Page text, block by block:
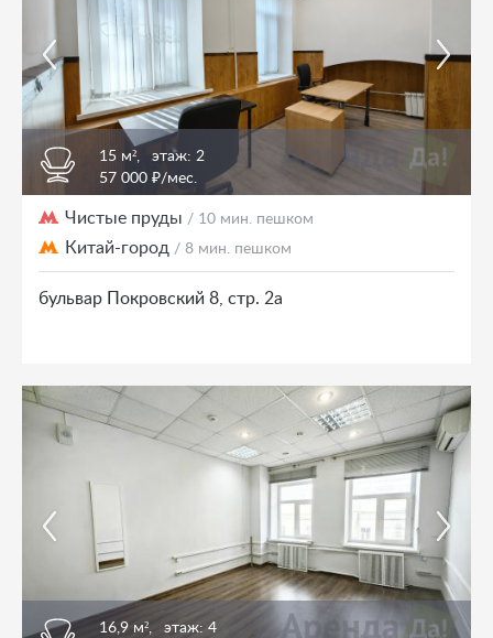
15 м²,
этаж: 2
57 000 ₽/мес.
Чистые пруды / 10 мин. пешком
Китай-город / 8 мин. пешком
бульвар Покровский 8, стр. 2а
16,9 м², этаж: 4